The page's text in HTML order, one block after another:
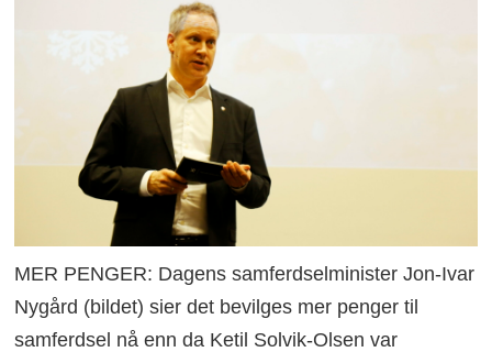
MER PENGER: Dagens samferdselminister Jon-Ivar
Nygård (bildet) sier det bevilges mer penger til
samferdsel nå enn da Ketil Solvik-Olsen var